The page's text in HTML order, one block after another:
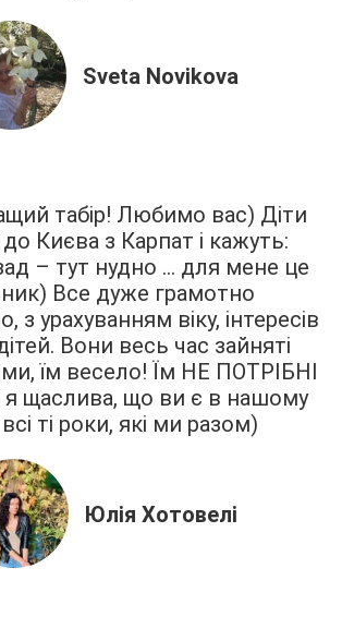
Sveta Novikova
табір! Любимо вас) Діти
до Києва з Карпат і кажуть:
– тут нудно … для мене це
Все дуже грамотно
з урахуванням віку, інтересів
Вони весь час зайняті
їм весело! Їм НЕ ПОТРІБНІ
щаслива, що ви є в нашому
ті роки, які ми разом)
Юлія Хотовелі